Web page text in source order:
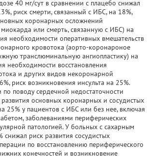
40 мг/сут в сравнении с плацебо снижал
риск смерти, связанный с ИБС, на 18%,
коронарных осложнений
или смерть, связанную с ИБС) на
необходимости оперативных вмешательств
кровотока (аорто-коронароное
транслюминальную ангиопластику) на
необходимости восстановления
и других видов некоронарной
риск возникновения инсульта на 25%.
по поводу сердечной недостаточности
основных коронарных и сосудистых
25% у пациентов с ИБС или без нее, включая
заболеваниями периферических
патологией. У больных с сахарным
риск развития сосудистых
по восстановлению периферического
конечностей и возникновение